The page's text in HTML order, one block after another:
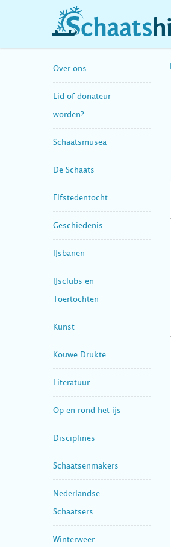
schaatshistorie.nl
Over ons
Lid of donateur
worden?
Schaatsmusea
De Schaats
Elfstedentocht
Geschiedenis
IJsbanen
IJsclubs en
Toertochten
Kunst
Kouwe Drukte
Literatuur
Op en rond het ijs
Disciplines
Schaatsenmakers
Nederlandse
Schaatsers
Winterweer